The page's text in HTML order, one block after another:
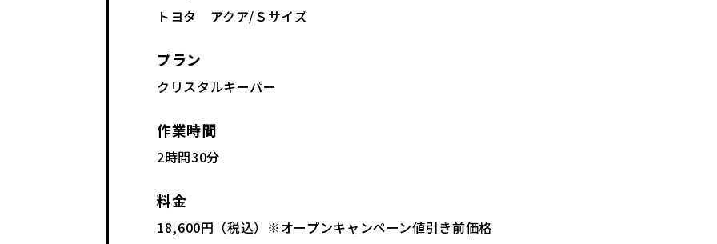
トヨタ アクア/Ｓサイズ
プラン
クリスタルキーパー
作業時間
2時間30分
料金
18,600円（税込）※オープンキャンペーン値引き前価格